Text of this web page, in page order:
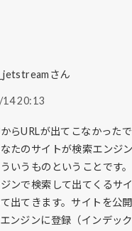
さん
20:13
らURLが出てこなかった
たのサイトが検索エンジ
いうものということです。
ンで検索して出てくるサ
出てきます。サイトを公
ンジンに登録（インデッ